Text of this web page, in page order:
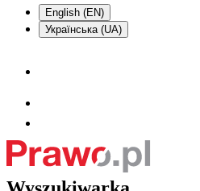
English (EN)
Українська (UA)